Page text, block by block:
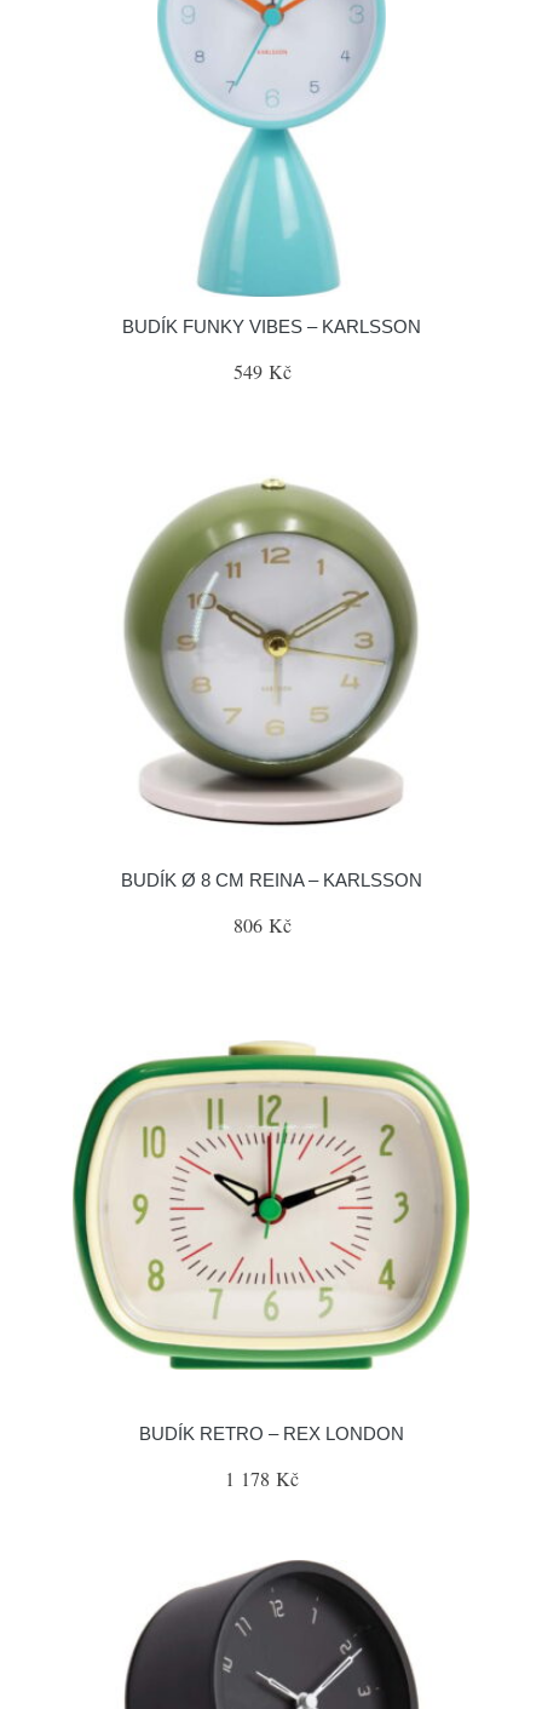
BUDÍK FUNKY VIBES – KARLSSON
549 Kč
BUDÍK Ø 8 CM REINA – KARLSSON
806 Kč
BUDÍK RETRO – REX LONDON
1 178 Kč